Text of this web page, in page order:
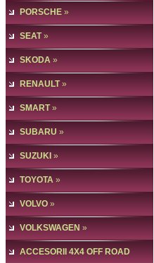
PORSCHE »
SEAT»
SKODA »
RENAULT»
SMART»
SUBARU »
SUZUKI »
TOYOTA »
VOLVO »
VOLKSWAGEN »
ACCESORII 4X4 OFF ROAD